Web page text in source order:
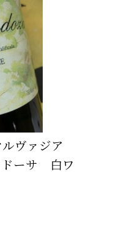
ルヴァジア
ーサ 白ワ